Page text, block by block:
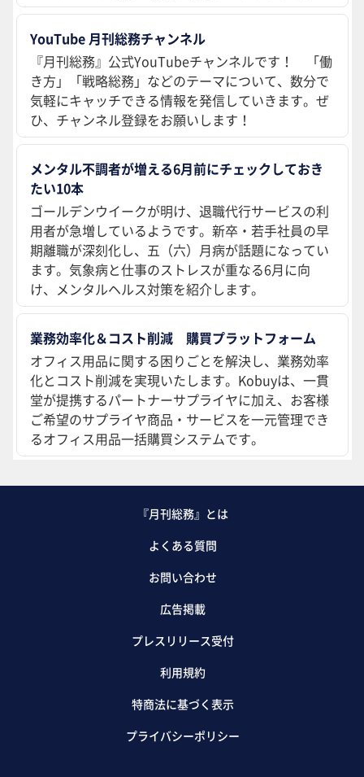
YouTube 月刊総務チャンネル
『月刊総務』公式YouTubeチャンネルです！ 「働
き方」「戦略総務」などのテーマについて、数分で
気軽にキャッチできる情報を発信していきます。ぜ
ひ、チャンネル登録をお願いします！
メンタル不調者が増える6月前にチェックしておき
たい10本
ゴールデンウイークが明け、退職代行サービスの利
用者が急増しているようです。新卒・若手社員の早
期離職が深刻化し、五（六）月病が話題になってい
ます。気象病と仕事のストレスが重なる6月に向
け、メンタルヘルス対策を紹介します。
業務効率化＆コスト削減 購買プラットフォーム
オフィス用品に関する困りごとを解決し、業務効率
化とコスト削減を実現いたします。Kobuyは、一貫
堂が提携するパートナーサプライヤに加え、お客様
ご希望のサプライヤ商品・サービスを一元管理でき
るオフィス用品一括購買システムです。
『月刊総務』とは
よくある質問
お問い合わせ
広告掲載
プレスリリース受付
利用規約
特商法に基づく表示
プライバシーポリシー